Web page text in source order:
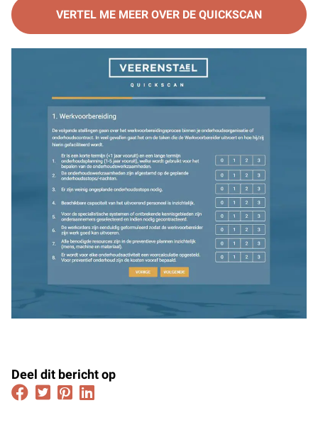
VERTEL ME MEER OVER DE QUICKSCAN
Deel dit bericht op